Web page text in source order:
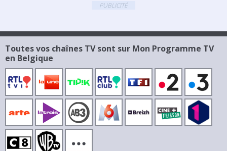
PUBLICITÉ
Toutes vos chaînes TV sont sur Mon Programme TV
en Belgique